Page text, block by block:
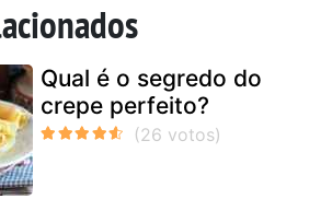
Qual é o segredo do
crepe perfeito?